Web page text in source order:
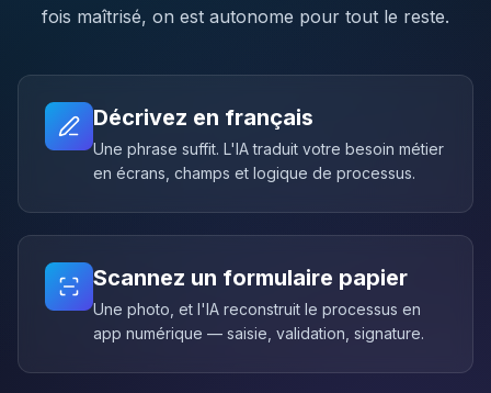
fois maîtrisé, on est autonome pour tout le reste.
Décrivez en français
Une phrase suffit. L'IA traduit votre besoin métier
en écrans, champs et logique de processus.
Scannez un formulaire papier
Une photo, et l'IA reconstruit le processus en
app numérique — saisie, validation, signature.